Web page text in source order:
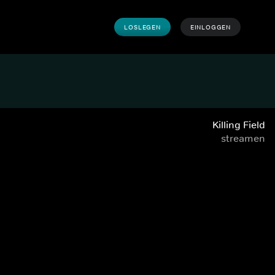
LOSLEGEN EINLOGGEN
Killing Field
streamen